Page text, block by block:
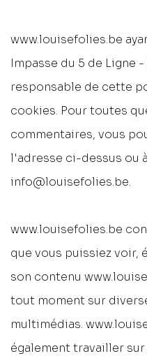
www.louisefolies.be
Impasse du 5 de Ligne
responsable de cette
cookies. Pour toutes
commentaires, vous
l'adresse ci-dessus ou
info@louisefolies.be.
www.louisefolies.be
que vous puissiez voir,
son contenu
tout moment sur
multimédias.
également travailler